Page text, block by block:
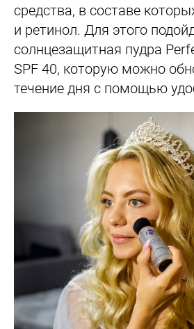
средства, в составе
и ретинол. Для этого
солнцезащитная пудра
SPF 40, которую можно
течение дня с помощью